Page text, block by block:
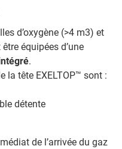
d’oxygène (>4 m3) et
équipées d’une
.
la tête EXELTOP™ sont :
détente
de l’arrivée du gaz